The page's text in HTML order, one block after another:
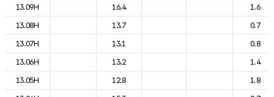
13.09H
16.4
1.6
13.08H
13.7
0.7
13.07H
13.1
0.8
13.06H
13.2
1.4
13.05H
12.8
1.8